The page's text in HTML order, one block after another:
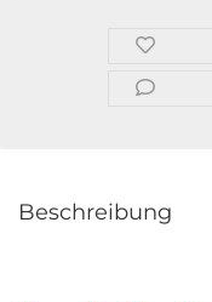
Beschreibung